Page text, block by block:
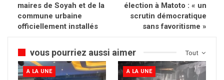
maires de Soyah et de la
commune urbaine
officiellement installés
élection à Matoto : « un
scrutin démocratique
sans favoritisme »
Tout
vous pourriez aussi aimer
A LA UNE A LA UNE